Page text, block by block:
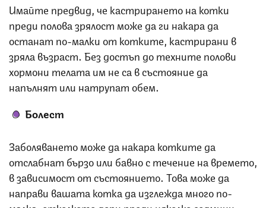
Имайте предвид, че кастрирането на котки
преди полова зрялост може да ги накара да
останат по-малки от котките, кастрирани в
зряла възраст. Без достъп до техните полови
хормони телата им не са в състояние да
напълнят или натрупат обем.
Болест
Заболяването може да накара котките да
отслабнат бързо или бавно с течение на времето,
в зависимост от състоянието. Това може да
направи вашата котка да изглежда много по-